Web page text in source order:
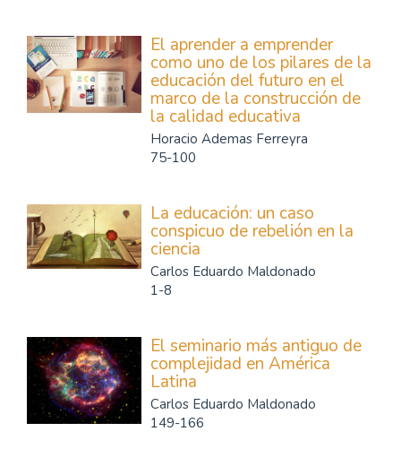
El aprender a emprender
como uno de los pilares de la
educación del futuro en el
marco de la construcción de
la calidad educativa
Horacio Ademas Ferreyra
75-100
La educación: un caso
conspicuo de rebelión en la
ciencia
Carlos Eduardo Maldonado
1-8
El seminario más antiguo de
complejidad en América
Latina
Carlos Eduardo Maldonado
149-166